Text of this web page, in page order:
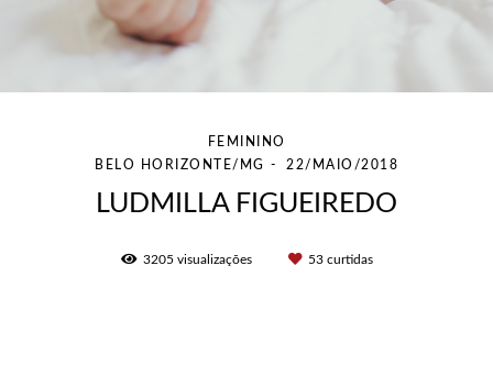
FEMININO
BELO HORIZONTE/MG
22/MAIO/2018
LUDMILLA FIGUEIREDO
3205 visualizações 53curtidas